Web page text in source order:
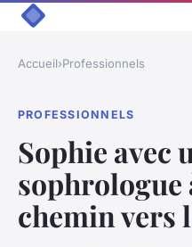
Accueil›Professionnels
PROFESSIONNELS
Sophie avec
sophrologue
chemin vers